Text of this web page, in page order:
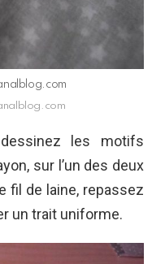
les motifs
sur l’un des deux
fil de laine, repassez
un trait uniforme.